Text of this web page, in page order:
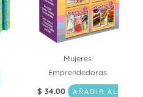
Mujeres
Emprendedoras
$ 34.00
AÑADIR AL